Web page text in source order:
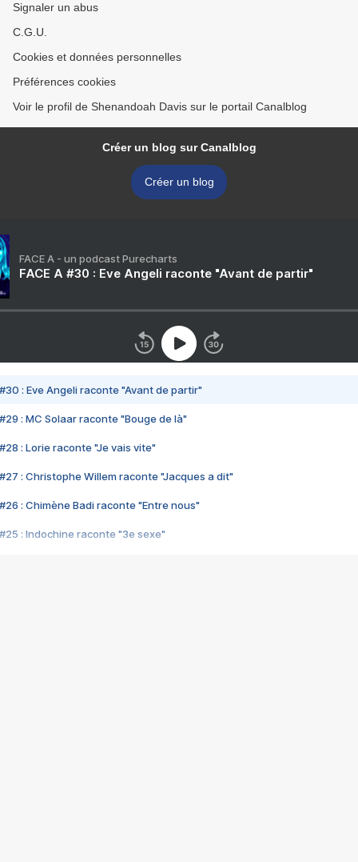
Signaler un abus
C.G.U.
Cookies et données personnelles
Préférences cookies
Voir le profil de Shenandoah Davis sur le portail Canalblog
Créer un blog sur Canalblog
Créer un blog
FACE A - un podcast Purecharts
FACE A #30 : Eve Angeli raconte "Avant de partir"
#30 : Eve Angeli raconte "Avant de partir"
#29 : MC Solaar raconte "Bouge de là"
#28 : Lorie raconte "Je vais vite"
#27 : Christophe Willem raconte "Jacques a dit"
#26 : Chimène Badi raconte "Entre nous"
#25 : Indochine raconte "3e sexe"